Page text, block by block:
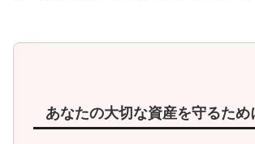
あなたの大切な資産を守るため